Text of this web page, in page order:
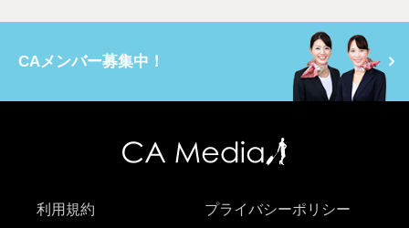
CAメンバー募集中！
利用規約 プライバシーポリシー